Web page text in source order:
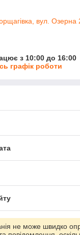
вул. Озерна
з 10:00 до 16:00
графік роботи
маркетплейсі
не може швидко